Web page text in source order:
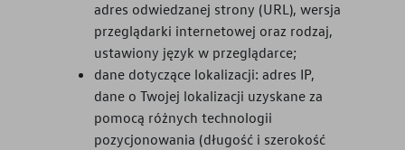
adres odwiedzanej strony (URL), wersja
przeglądarki internetowej oraz rodzaj,
ustawiony język w przeglądarce;
dane dotyczące lokalizacji: adres IP,
dane o Twojej lokalizacji uzyskane za
pomocą różnych technologii
pozycjonowania (długość i szerokość